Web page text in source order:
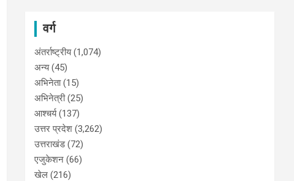
वर्ग
अंतर्राष्ट्रीय(1,074)
अन्य(45)
अभिनेता(15)
अभिनेत्री(25)
आश्चर्य(137)
उत्तर प्रदेश (3,262)
उत्तराखंड(72)
एजुकेशन (66)
खेल (216)